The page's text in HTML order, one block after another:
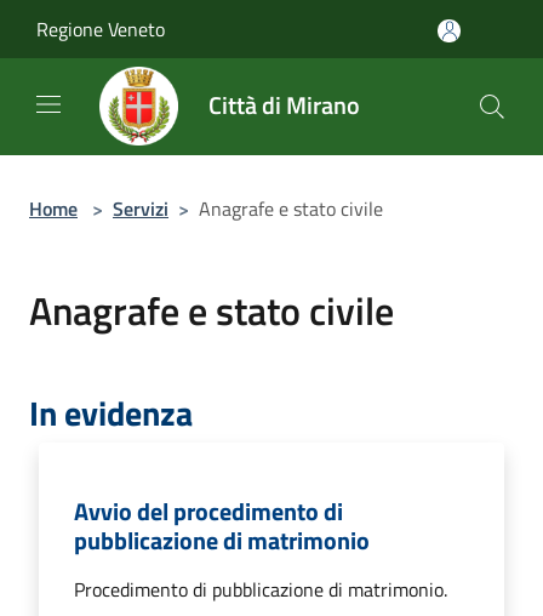
Regione Veneto
Città di Mirano
Home > Servizi > Anagrafe e stato civile
Anagrafe e stato civile
In evidenza
Avvio del procedimento di
pubblicazione di matrimonio
Procedimento di pubblicazione di matrimonio.